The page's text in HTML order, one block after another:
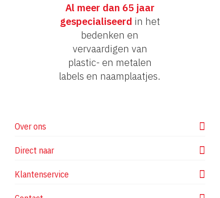
Al meer dan 65 jaar
gespecialiseerd in het
bedenken en
vervaardigen van
plastic- en metalen
labels en naamplaatjes.
Over ons
Direct naar
Klantenservice